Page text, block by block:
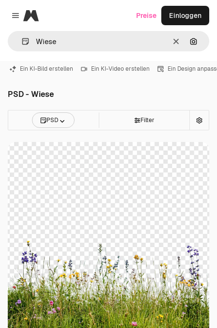
Close menu
Magnific
LöschenNach
Preise Einloggen
Ein KI-Bild erstellen Ein KI-Video erstellen Ein Design
PSD - Wiese
PSD Filter